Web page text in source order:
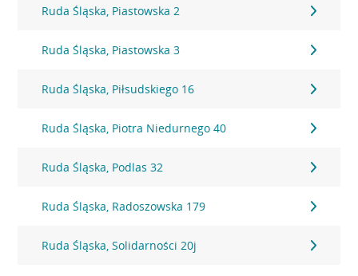
Ruda Śląska, Piastowska 2
Ruda Śląska, Piastowska 3
Ruda Śląska, Piłsudskiego 16
Ruda Śląska, Piotra Niedurnego 40
Ruda Śląska, Podlas 32
Ruda Śląska, Radoszowska 179
Ruda Śląska, Solidarności 20j